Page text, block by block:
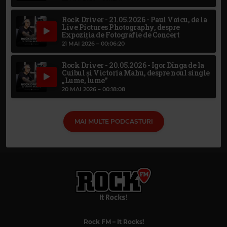
Rock Driver - 21.05.2026 - Paul Voicu, de la
Live Pictures Photography, despre
Expoziția de Fotografie de Concert
21 MAI 2026 – 00:06:20
Rock Driver - 20.05.2026 - Igor Dînga de la
Cuibul și Victoria Mahu, despre noul single
„Lume, lume”
20 MAI 2026 – 00:18:08
MAI MULTE PODCASTURI
Rock FM– It Rocks!